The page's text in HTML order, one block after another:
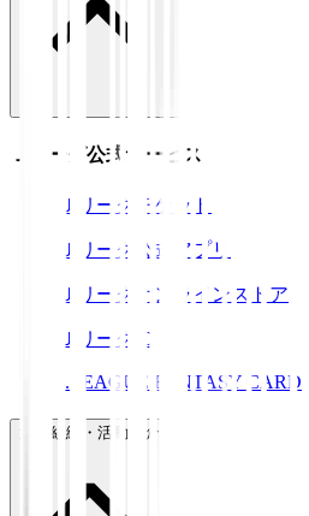
Ｊリーグ公式サービス
Ｊリーグチケット
Ｊリーグ公式アプリ
Ｊリーグオンラインストア
ＪリーグID
J.LEAGUE FANTASY CARD
運営組織・活動紹介